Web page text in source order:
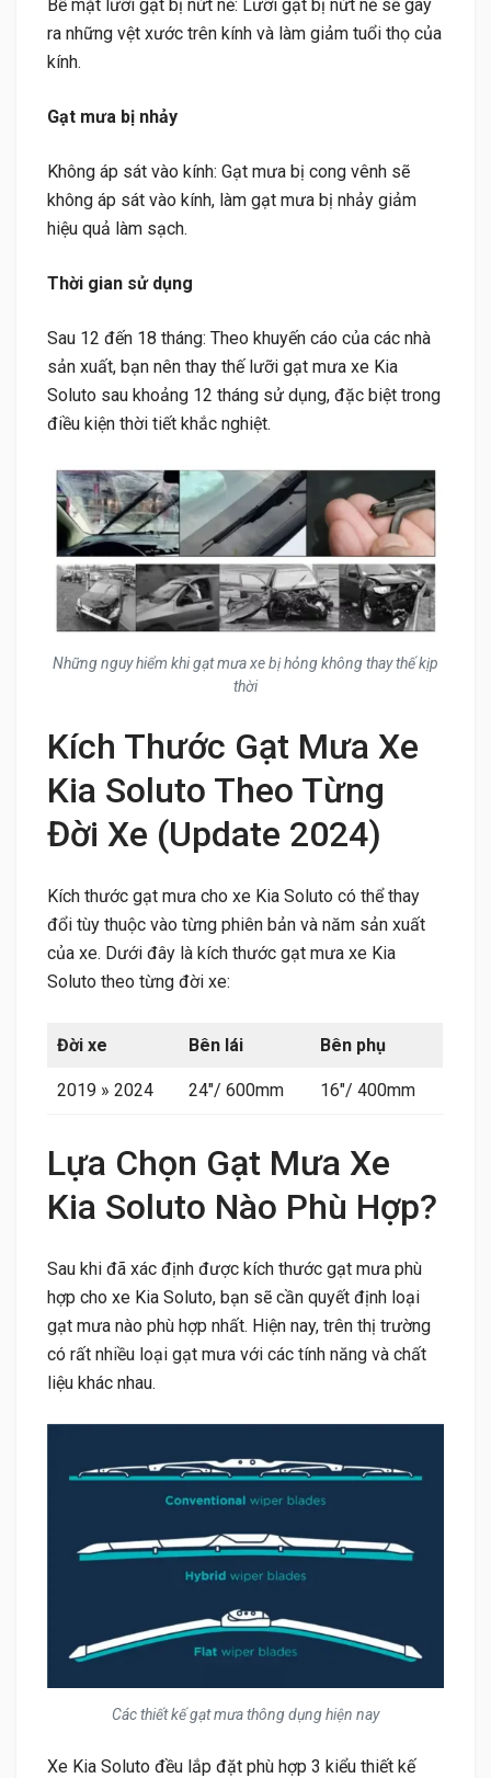
Bề mặt lưỡi gạt bị nứt nẻ: Lưỡi gạt bị nứt nẻ sẽ gây
ra những vệt xước trên kính và làm giảm tuổi thọ của
kính.
Gạt mưa bị nhảy
Không áp sát vào kính: Gạt mưa bị cong vênh sẽ
không áp sát vào kính, làm gạt mưa bị nhảy giảm
hiệu quả làm sạch.
Thời gian sử dụng
Sau 12 đến 18 tháng: Theo khuyến cáo của các nhà
sản xuất, bạn nên thay thế lưỡi gạt mưa xe Kia
Soluto sau khoảng 12 tháng sử dụng, đặc biệt trong
điều kiện thời tiết khắc nghiệt.
Những nguy hiểm khi gạt mưa xe bị hỏng không thay thế kịp
thời
Kích Thước Gạt Mưa Xe
Kia Soluto Theo Từng
Đời Xe (Update 2024)
Kích thước gạt mưa cho xe Kia Soluto có thể thay
đổi tùy thuộc vào từng phiên bản và năm sản xuất
của xe. Dưới đây là kích thước gạt mưa xe Kia
Soluto theo từng đời xe:
Đời xe Bên lái Bên phụ
2019 » 2024 24″/ 600mm 16″/ 400mm
Lựa Chọn Gạt Mưa Xe
Kia Soluto Nào Phù Hợp?
Sau khi đã xác định được kích thước gạt mưa phù
hợp cho xe Kia Soluto, bạn sẽ cần quyết định loại
gạt mưa nào phù hợp nhất. Hiện nay, trên thị trường
có rất nhiều loại gạt mưa với các tính năng và chất
liệu khác nhau.
Các thiết kế gạt mưa thông dụng hiện nay
Xe Kia Soluto đều lắp đặt phù hợp 3 kiểu thiết kế